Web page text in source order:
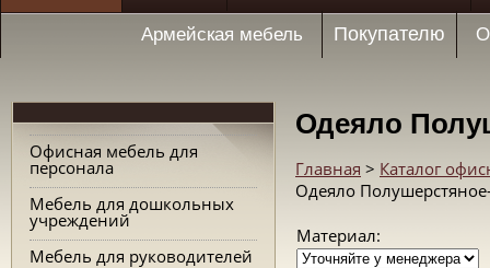
Армейская мебель Покупателю
Офисная мебель для
персонала
Мебель для дошкольных
учреждений
Мебель для руководителей
Одеяло
Главная > Каталог
Одеяло
Материал: